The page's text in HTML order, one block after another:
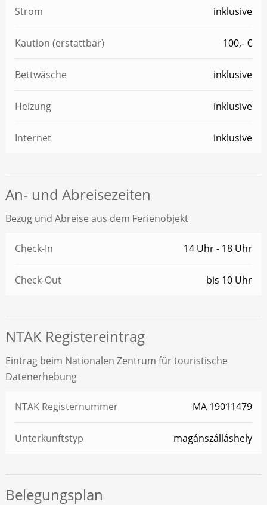
Strom inklusive
Kaution (erstattbar) 100,- €
Bettwäsche inklusive
Heizung inklusive
Internet inklusive
An- und Abreisezeiten
Bezug und Abreise aus dem Ferienobjekt
Check-In 14 Uhr - 18 Uhr
Check-Out bis 10 Uhr
NTAK Registereintrag
Eintrag beim Nationalen Zentrum für touristische
Datenerhebung
NTAK Registernummer MA 19011479
Unterkunftstyp magánszálláshely
Belegungsplan